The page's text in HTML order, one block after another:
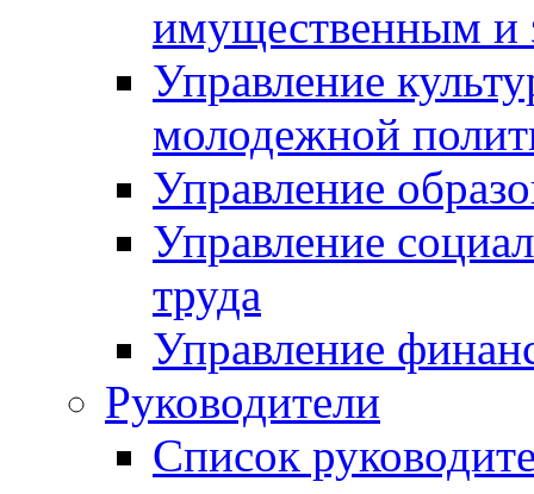
имущественным и
Управление
молодежной
Управление
Управление
труда
Управление
Руководители
Список